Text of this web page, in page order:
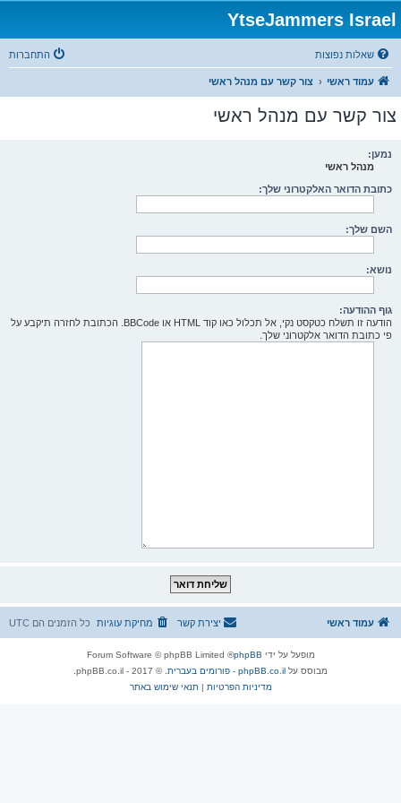
YtseJammers Israel
שאלות נפוצות התחברות
עמוד ראשי צור קשר עם מנהל ראשי
צור קשר עם מנהל ראשי
נמען:
מנהל ראשי
כתובת הדואר האלקטרוני שלך:
השם שלך:
נושא:
גוף ההודעה:
הודעה זו תשלח כטקסט נקי, אל תכלול כאו קוד HTML או BBCode. הכתובת לחזרה תיקבע על
פי כתובת הדואר אלקטרוני שלך.
עמוד ראשי כל הזמנים הם UTC מחיקת עוגיות יצירת קשר
מופעל על ידי phpBB
® Forum Software © phpBB Limited
מבוסס על phpBB.co.il - פורומים בעברית
. © 2017 - phpBB.co.il.
מדיניות הפרטיות |תנאי שימוש באתר